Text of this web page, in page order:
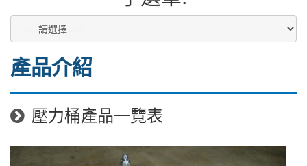
產品介紹
壓力桶產品一覽表